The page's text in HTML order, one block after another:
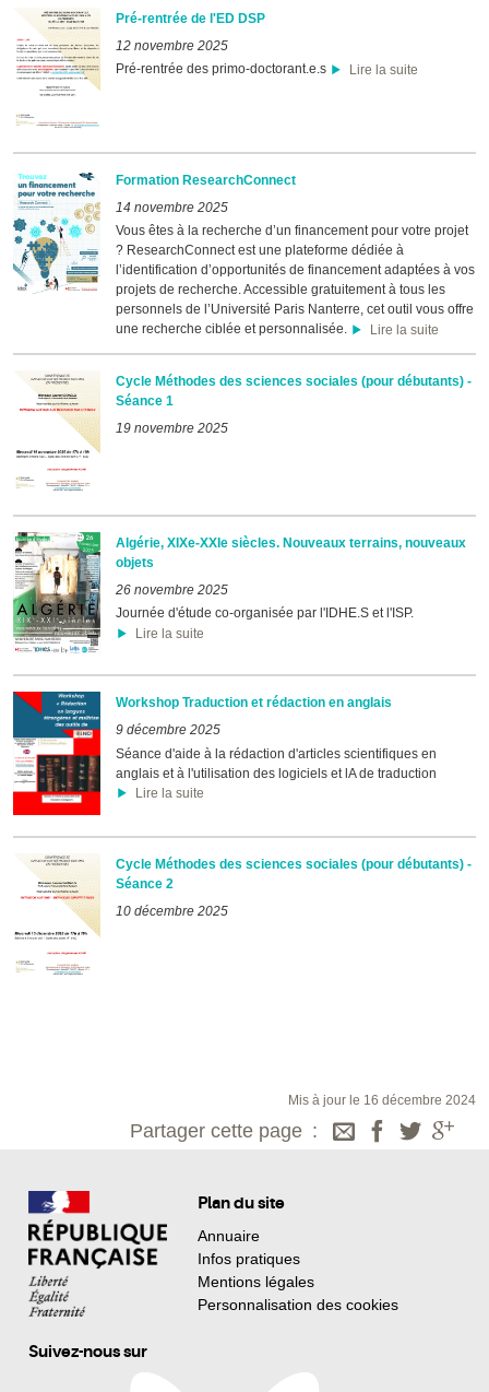
Pré-rentrée de l'ED DSP
12 novembre 2025
Pré-rentrée des primo-doctorant.e.s
Lire la suite
Formation ResearchConnect
14 novembre 2025
Vous êtes à la recherche d’un financement pour votre projet
? ResearchConnect est une plateforme dédiée à
l’identification d’opportunités de financement adaptées à vos
projets de recherche. Accessible gratuitement à tous les
personnels de l’Université Paris Nanterre, cet outil vous offre
une recherche ciblée et personnalisée.
Lire la suite
Cycle Méthodes des sciences sociales (pour débutants) -
Séance 1
19 novembre 2025
Algérie, XIXe-XXIe siècles. Nouveaux terrains, nouveaux
objets
26 novembre 2025
Journée d'étude co-organisée par l'IDHE.S et l'ISP.
Lire la suite
Workshop Traduction et rédaction en anglais
9 décembre 2025
Séance d'aide à la rédaction d'articles scientifiques en
anglais et à l'utilisation des logiciels et lA de traduction
Lire la suite
Cycle Méthodes des sciences sociales (pour débutants) -
Séance 2
10 décembre 2025
Mis à jour le 16 décembre 2024
Partager cette page
Plan du site
Annuaire
Infos pratiques
Mentions légales
Personnalisation des cookies
Suivez-nous sur